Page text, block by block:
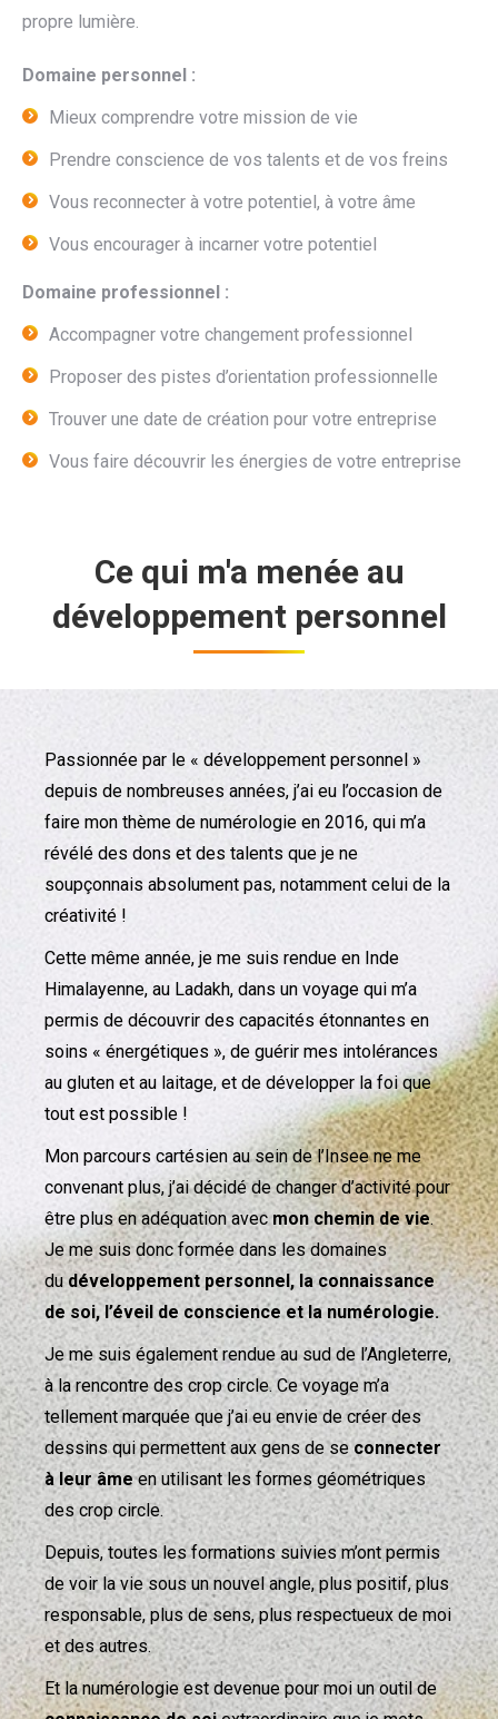
propre lumière.
Domaine personnel :
Mieux comprendre votre mission de vie
Prendre conscience de vos talents et de vos freins
Vous reconnecter à votre potentiel, à votre âme
Vous encourager à incarner votre potentiel
Domaine professionnel :
Accompagner votre changement professionnel
Proposer des pistes d’orientation professionnelle
Trouver une date de création pour votre entreprise
Vous faire découvrir les énergies de votre entreprise
Ce qui m'a menée au
développement personnel
Passionnée par le « développement personnel »
depuis de nombreuses années, j’ai eu l’occasion de
faire mon thème de numérologie en 2016, qui m’a
révélé des dons et des talents que je ne
soupçonnais absolument pas, notamment celui de la
créativité !
Cette même année, je me suis rendue en Inde
Himalayenne, au Ladakh, dans un voyage qui m’a
permis de découvrir des capacités étonnantes en
soins « énergétiques », de guérir mes intolérances
au gluten et au laitage, et de développer la foi que
tout est possible !
Mon parcours cartésien au sein de l’Insee ne me
convenant plus, j’ai décidé de changer d’activité pour
être plus en adéquation avecmon chemin de vie.
Je me suis donc formée dans les domaines
dudéveloppement personnel, la connaissance
de soi, l’éveil de conscience et la numérologie.
Je me suis également rendue au sud de l’Angleterre,
à la rencontre des crop circle. Ce voyage m’a
tellement marquée que j’ai eu envie de créer des
dessins qui permettent aux gens de seconnecter
à leur âmeen utilisant les formes géométriques
des crop circle.
Depuis, toutes les formations suivies m’ont permis
de voir la vie sous un nouvel angle, plus positif, plus
responsable, plus de sens, plus respectueux de moi
et des autres.
Et la numérologie est devenue pour moi un outil de